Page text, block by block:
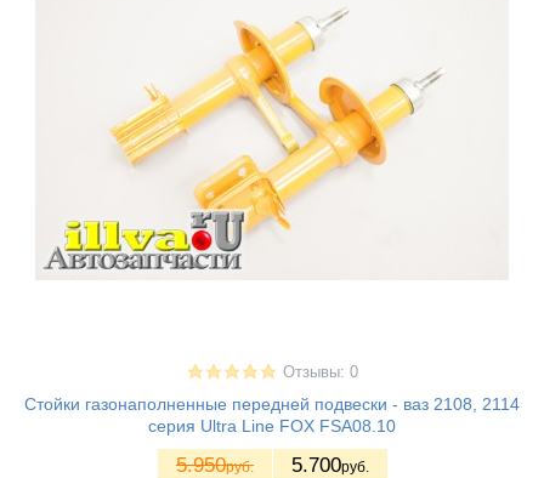
Отзывы: 0
Стойки газонаполненные передней подвески - ваз 2108, 2114
серия Ultra Line FOX FSA08.10
5.950руб. 5.700руб.